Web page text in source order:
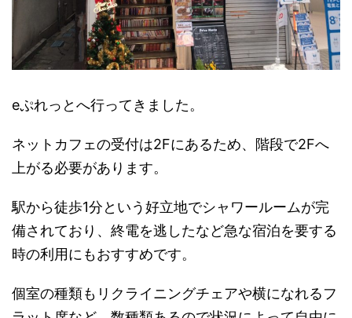
eぷれっとへ行ってきました。
ネットカフェの受付は2Fにあるため、階段で2Fへ
上がる必要があります。
駅から徒歩1分という好立地でシャワールームが完
備されており、終電を逃したなど急な宿泊を要する
時の利用にもおすすめです。
個室の種類もリクライニングチェアや横になれるフ